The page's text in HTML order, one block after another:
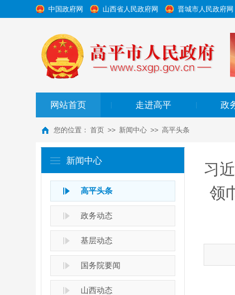
中国政府网 山西省人民政府网 晋城市人民政府网
网站首页 走进高平 政
您的位置： 首页 >> 新闻中心 >> 高平头条
新闻中心
高平头条
政务动态
基层动态
国务院要闻
山西动态
习
领